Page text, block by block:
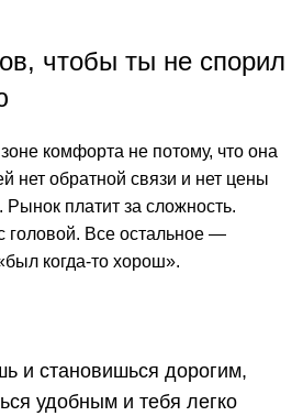
чтобы ты не спорил
комфорта не потому, что она
нет обратной связи и нет цены
Рынок платит за сложность.
головой. Все остальное —
когда-то хорош».
и становишься дорогим,
удобным и тебя легко